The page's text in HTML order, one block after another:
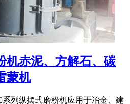
机赤泥、方解石、碳
蒙机
系列纵摆式磨粉机应用于冶金、建